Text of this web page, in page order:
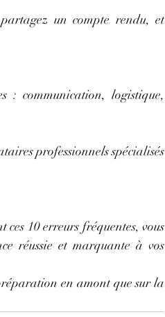
un compte rendu, et
: communication, logistique,
professionnels spécialisés
10 erreurs fréquentes, vous
réussie et marquante à vos
en amont que sur la